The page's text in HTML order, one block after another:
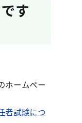
す
ホームペー
者試験につ